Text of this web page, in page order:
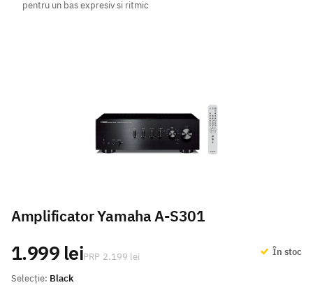
pentru un bas expresiv si ritmic
Amplificator Yamaha A-S301
În stoc
Selecție: Black
1.999 lei 2.199 lei